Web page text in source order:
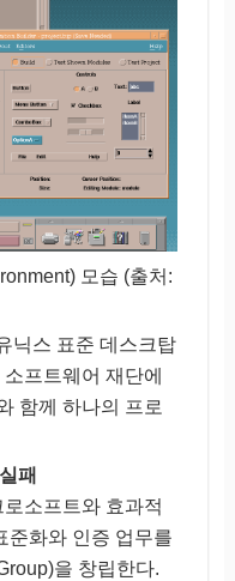
모습 (출처:
닉스 표준 데스크탑
프트웨어 재단에
함께 하나의 프로
패
소프트와 효과적
준화와 인증 업무를
을 창립한다.